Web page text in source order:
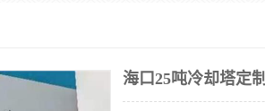
海口25吨冷却塔定